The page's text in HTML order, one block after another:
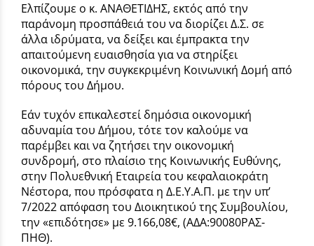
Ελπίζουμε ο κ. ΑΝΑΘΕΤΙΔΗΣ, εκτός από την
παράνομη προσπάθειά του να διορίζει Δ.Σ. σε
άλλα ιδρύματα, να δείξει και έμπρακτα την
απαιτούμενη ευαισθησία για να στηρίξει
οικονομικά, την συγκεκριμένη Κοινωνική Δομή από
πόρους του Δήμου.
Εάν τυχόν επικαλεστεί δημόσια οικονομική
αδυναμία του Δήμου, τότε τον καλούμε να
παρέμβει και να ζητήσει την οικονομική
συνδρομή, στο πλαίσιο της Κοινωνικής Ευθύνης,
στην Πολυεθνική Εταιρεία του κεφαλαιοκράτη
Νέστορα, που πρόσφατα η Δ.Ε.Υ.Α.Π. με την υπ’
7/2022 απόφαση του Διοικητικού της Συμβουλίου,
την «επιδότησε» με 9.166,08€, (ΑΔΑ:90080ΡΑΣ-
ΠΗΘ).